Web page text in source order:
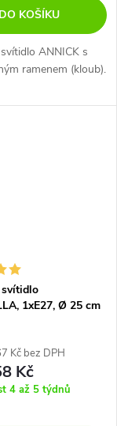
DO KOŠÍKU
ANNICK s
ramenem (kloub).
svítidlo
1xE27, Ø 25 cm
Kč bez DPH
Kč
4 až 5 týdnů